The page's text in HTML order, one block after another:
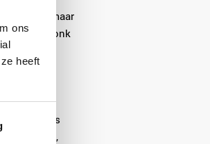
ons
heeft
vinden, maar
geen vonk
(zoeken,